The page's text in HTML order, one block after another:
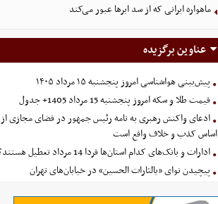
ماهواره ایرانی که از سد ابرها عبور می‌کند
عناوین برگزیده
پیش‌بینی هواشناسی امروز پنجشنبه ۱۵ مرداد ۱۴۰۵
قیمت طلا و سکه امروز پنجشنبه 15 مرداد 1405+ جدول
ادعای واکنش رهبری به نامه رئیس جمهور در فضای مجازی از
اساس کذب و خلاف واقع است
ادارات و بانک‌های کدام استان‌ها فردا 14 مرداد تعطیل هستند؟
پیچیدن نوای «یالثارات الحسین» در خیابان‌های تهران